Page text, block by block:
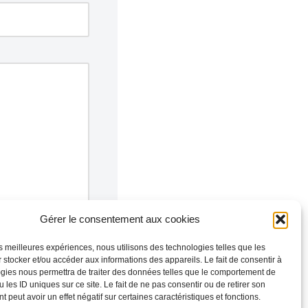
Gérer le consentement aux cookies
meilleures expériences, nous utilisons des technologies telles que les
stocker et/ou accéder aux informations des appareils. Le fait de consentir à
nous permettra de traiter des données telles que le comportement de
les ID uniques sur ce site. Le fait de ne pas consentir ou de retirer son
peut avoir un effet négatif sur certaines caractéristiques et fonctions.